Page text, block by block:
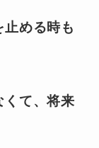
める時も
くて、将来